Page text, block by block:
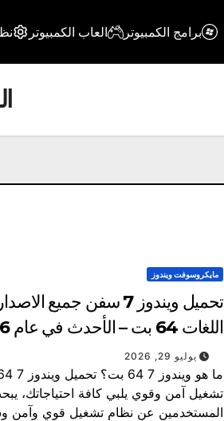
برامج الكمبيوتر العاب الكمبيوتر
مايكروسوفت ويندوز
تحميل ويندوز 7 سفن جميع
اللغات 64 بت – الأحدث في عام 2026
يوليو 29, 2026
تشغيل آمن وقوي يلبي كافة احتياجاتك،
المستخدمين عن نظام تشغيل قوي وآمن